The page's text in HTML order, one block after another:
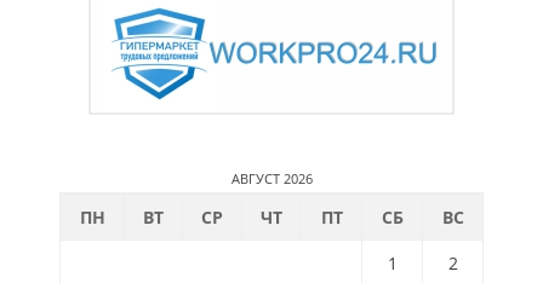
АВГУСТ 2026
ПН ВТ СР ЧТ ПТ СБ
ВС
1
2